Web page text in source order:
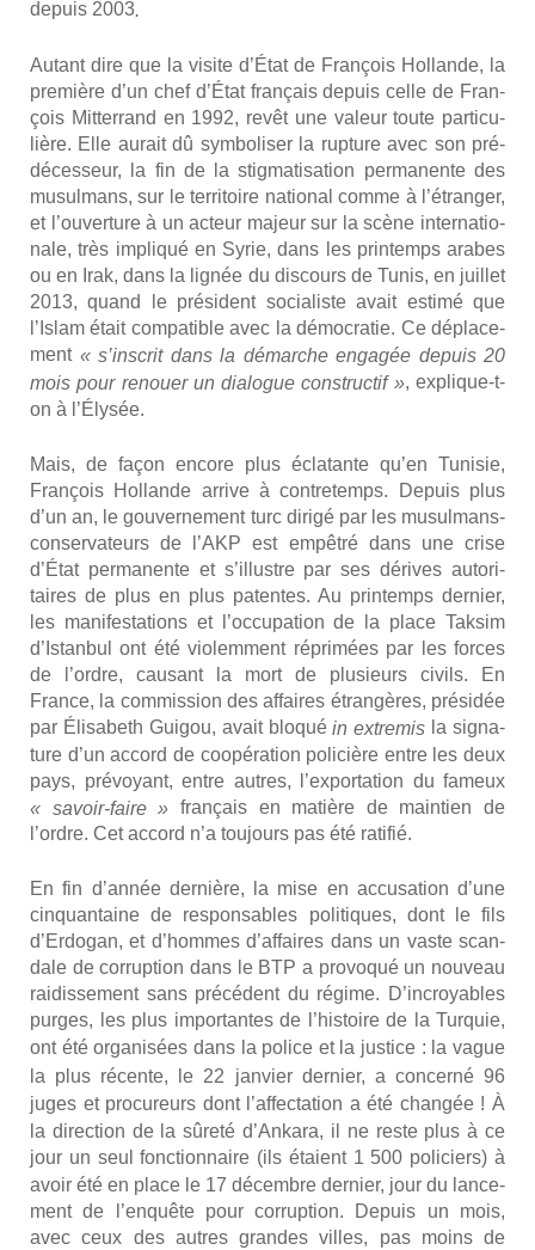
depuis 2003.
Autant dire que la visite d’État de Fran­çois Hol­lande, la
pre­mière d’un chef d’État fran­çais depuis celle de Fran­
çois Mit­ter­rand en 1992, revêt une valeur toute par­ti­cu­
lière. Elle aurait dû sym­bo­li­ser la rup­ture avec son pré­
dé­ces­seur, la fin de la stig­ma­ti­sa­tion per­ma­nente des
musul­mans, sur le ter­ri­toire natio­nal comme à l’étranger,
et l’ouverture à un acteur majeur sur la scène inter­na­tio­
nale, très impli­qué en Syrie, dans les prin­temps arabes
ou en Irak, dans la lignée du dis­cours de Tunis, en juillet
2013, quand le pré­sident socia­liste avait esti­mé que
l’Islam était com­pa­tible avec la démo­cra­tie. Ce dépla­ce­
ment « s’inscrit dans la démarche enga­gée depuis 20
mois pour renouer un dia­logue construc­tif », explique-t-
on à l’Élysée.
Mais, de façon encore plus écla­tante qu’en Tuni­sie,
Fran­çois Hol­lande arrive à contre­temps. Depuis plus
d’un an, le gou­ver­ne­ment turc diri­gé par les musul­mans-
conser­va­teurs de l’AKP est empê­tré dans une crise
d’État per­ma­nente et s’illustre par ses dérives auto­ri­
taires de plus en plus patentes. Au prin­temps der­nier,
les mani­fes­ta­tions et l’occupation de la place Tak­sim
d’Istanbul ont été vio­lem­ment répri­mées par les forces
de l’ordre, cau­sant la mort de plu­sieurs civils. En
France, la com­mis­sion des affaires étran­gères, pré­si­dée
par Éli­sa­beth Gui­gou, avait blo­quéin extre­mis la signa­
ture d’un accord de coopé­ra­tion poli­cière entre les deux
pays, pré­voyant, entre autres, l’exportation du fameux
« savoir-faire » fran­çais en matière de main­tien de
l’ordre. Cet accord n’a tou­jours pas été rati­fié.
En fin d’année der­nière, la mise en accu­sa­tion d’une
cin­quan­taine de res­pon­sables poli­tiques, dont le fils
d’Erdogan, et d’hommes d’affaires dans un vaste scan­
dale de cor­rup­tion dans le BTP a pro­vo­qué un nou­veau
rai­dis­se­ment sans pré­cé­dent du régime. D’incroyables
purges, les plus impor­tantes de l’histoire de la Tur­quie,
ont été orga­ni­sées dans la police et la jus­tice : la vague
la plus récente, le 22 jan­vier der­nier, a concer­né 96
juges et pro­cu­reurs dont l’affectation a été chan­gée ! À
la direc­tion de la sûre­té d’Ankara, il ne reste plus à ce
jour un seul fonc­tion­naire (ils étaient 1 500 poli­ciers) à
avoir été en place le 17 décembre der­nier, jour du lan­ce­
ment de l’enquête pour cor­rup­tion. Depuis un mois,
avec ceux des autres grandes villes, pas moins de